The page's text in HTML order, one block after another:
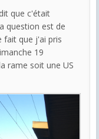
que c'était
question est de
fait que j'ai pris
19
rame soit une US